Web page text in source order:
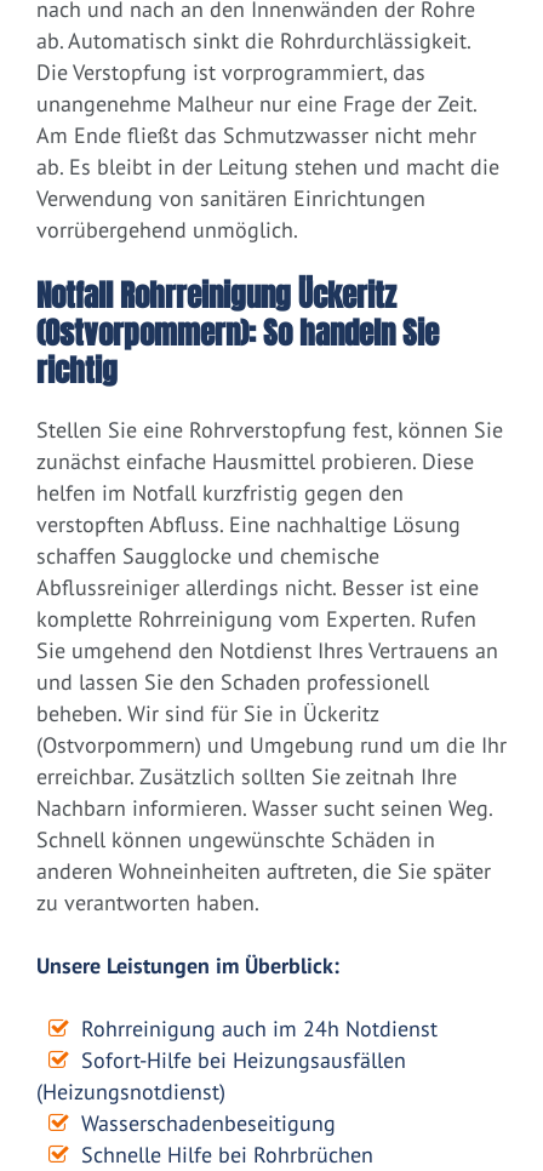
nach und nach an den Innenwänden der Rohre
ab. Automatisch sinkt die Rohrdurchlässigkeit.
Die Verstopfung ist vorprogrammiert, das
unangenehme Malheur nur eine Frage der Zeit.
Am Ende fließt das Schmutzwasser nicht mehr
ab. Es bleibt in der Leitung stehen und macht die
Verwendung von sanitären Einrichtungen
vorrübergehend unmöglich.
Notfall Rohrreinigung Ückeritz
(Ostvorpommern): So handeln Sie
richtig
Stellen Sie eine Rohrverstopfung fest, können Sie
zunächst einfache Hausmittel probieren. Diese
helfen im Notfall kurzfristig gegen den
verstopften Abfluss. Eine nachhaltige Lösung
schaffen Saugglocke und chemische
Abflussreiniger allerdings nicht. Besser ist eine
komplette Rohrreinigung vom Experten. Rufen
Sie umgehend den Notdienst Ihres Vertrauens an
und lassen Sie den Schaden professionell
beheben. Wir sind für Sie in Ückeritz
(Ostvorpommern) und Umgebung rund um die Ihr
erreichbar. Zusätzlich sollten Sie zeitnah Ihre
Nachbarn informieren. Wasser sucht seinen Weg.
Schnell können ungewünschte Schäden in
anderen Wohneinheiten auftreten, die Sie später
zu verantworten haben.
Unsere Leistungen im Überblick:
Rohrreinigung auch im 24h Notdienst
Sofort-Hilfe bei Heizungsausfällen
(Heizungsnotdienst)
Wasserschadenbeseitigung
Schnelle Hilfe bei Rohrbrüchen